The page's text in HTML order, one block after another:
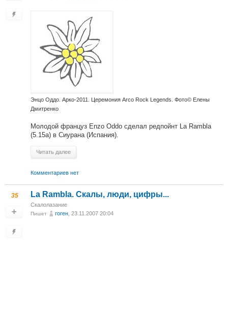
Энцо Оддо. Арко-2011. Церемония Arco Rock Legends. Фото© Елены
Дмитренко
Молодой француз Enzo Oddo сделал редпойнт La Rambla
(5.15a) в Сиурана (Испания).
Читать далее
Комментариев нет
35 La Rambla. Скалы, люди, цифры...
Скалолазание
Пишет гоген , 23.11.2007 20:04